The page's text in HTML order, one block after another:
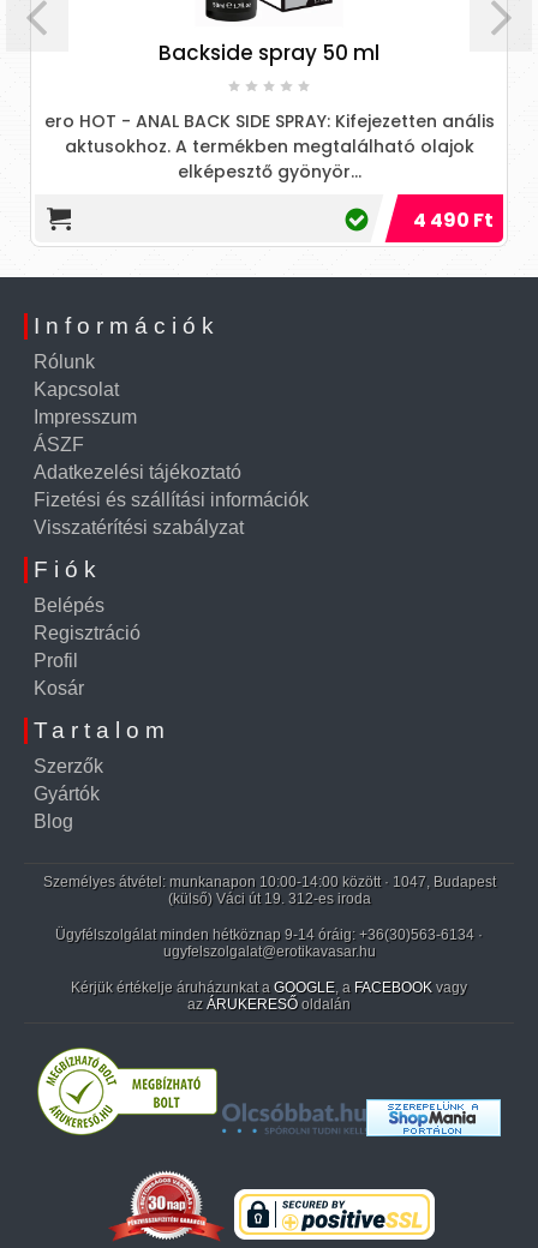
Backside spray 50 ml
ero HOT - ANAL BACK SIDE SPRAY: Kifejezetten anális
aktusokhoz. A termékben megtalálható olajok
elképesztő gyönyör...
4 490 Ft
Információk
Rólunk
Kapcsolat
Impresszum
ÁSZF
Adatkezelési tájékoztató
Fizetési és szállítási információk
Visszatérítési szabályzat
Fiók
Belépés
Regisztráció
Profil
Kosár
Tartalom
Szerzők
Gyártók
Blog
Személyes átvétel: munkanapon 10:00-14:00 között · 1047, Budapest
(külső) Váci út 19. 312-es iroda
Ügyfélszolgálat minden hétköznap 9-14 óráig: +36(30)563-6134 ·
ugyfelszolgalat@erotikavasar.hu
Kérjük értékelje áruházunkat a GOOGLE, a FACEBOOK vagy
az ÁRUKERESŐ oldalán